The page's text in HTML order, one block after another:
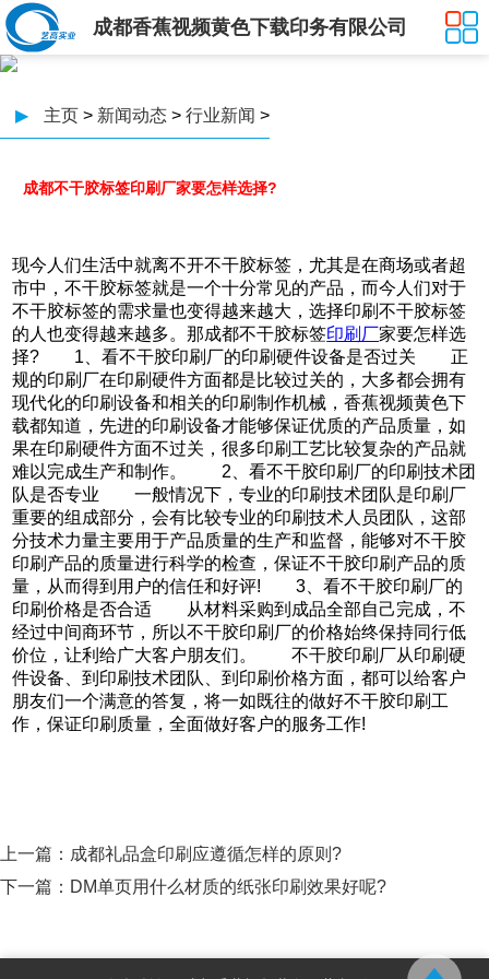
成都香蕉视频黄色下载印务有限公司
▶ 主页 > 新闻动态 > 行业新闻 >
成都不干胶标签印刷厂家要怎样选择?
现今人们生活中就离不开不干胶标签，尤其是在商场或者超
市中，不干胶标签就是一个十分常见的产品，而今人们对于
不干胶标签的需求量也变得越来越大，选择印刷不干胶标签
的人也变得越来越多。那成都不干胶标签印刷厂家要怎样选
择? 1、看不干胶印刷厂的印刷硬件设备是否过关 正
规的印刷厂在印刷硬件方面都是比较过关的，大多都会拥有
现代化的印刷设备和相关的印刷制作机械，香蕉视频黄色下
载都知道，先进的印刷设备才能够保证优质的产品质量，如
果在印刷硬件方面不过关，很多印刷工艺比较复杂的产品就
难以完成生产和制作。 2、看不干胶印刷厂的印刷技术团
队是否专业 一般情况下，专业的印刷技术团队是印刷厂
重要的组成部分，会有比较专业的印刷技术人员团队，这部
分技术力量主要用于产品质量的生产和监督，能够对不干胶
印刷产品的质量进行科学的检查，保证不干胶印刷产品的质
量，从而得到用户的信任和好评! 3、看不干胶印刷厂的
印刷价格是否合适 从材料采购到成品全部自己完成，不
经过中间商环节，所以不干胶印刷厂的价格始终保持同行低
价位，让利给广大客户朋友们。 不干胶印刷厂从印刷硬
件设备、到印刷技术团队、到印刷价格方面，都可以给客户
朋友们一个满意的答复，将一如既往的做好不干胶印刷工
作，保证印刷质量，全面做好客户的服务工作!
上一篇： 成都礼品盒印刷应遵循怎样的原则?
下一篇： DM单页用什么材质的纸张印刷效果好呢?